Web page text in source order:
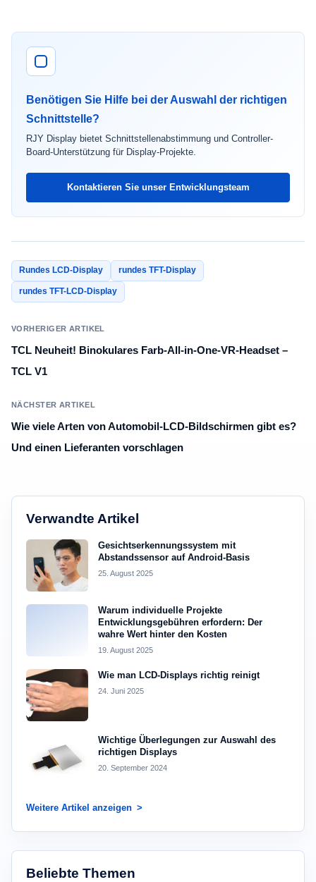
Benötigen Sie Hilfe bei der Auswahl der richtigen
Schnittstelle?
RJY Display bietet Schnittstellenabstimmung und Controller-
Board-Unterstützung für Display-Projekte.
Kontaktieren Sie unser Entwicklungsteam
Rundes LCD-Display rundes TFT-Display
rundes TFT-LCD-Display
VORHERIGER ARTIKEL
TCL Neuheit! Binokulares Farb-All-in-One-VR-Headset –
TCL V1
NÄCHSTER ARTIKEL
Wie viele Arten von Automobil-LCD-Bildschirmen gibt es?
Und einen Lieferanten vorschlagen
Verwandte Artikel
Gesichtserkennungssystem mit
Abstandssensor auf Android-Basis
25. August 2025
Warum individuelle Projekte
Entwicklungsgebühren erfordern: Der
wahre Wert hinter den Kosten
19. August 2025
Wie man LCD-Displays richtig reinigt
24. Juni 2025
Wichtige Überlegungen zur Auswahl des
richtigen Displays
20. September 2024
Weitere Artikel anzeigen
Beliebte Themen